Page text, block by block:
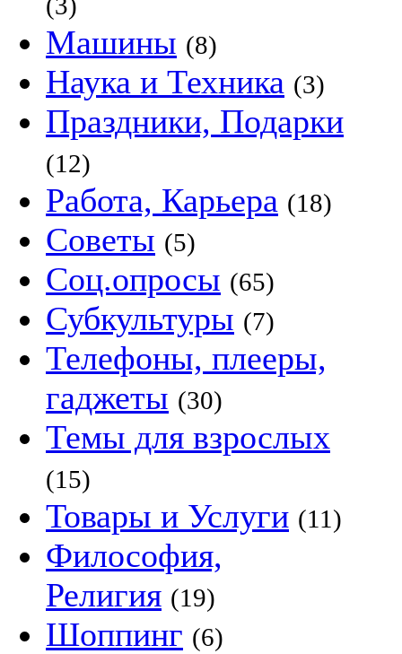
Машины (8)
Наука и Техника (3)
Праздники, Подарки
(12)
Работа, Карьера (18)
Советы (5)
Соц.опросы (65)
Субкультуры (7)
Телефоны, плееры,
гаджеты (30)
Темы для взрослых
(15)
Товары и Услуги (11)
Философия,
Религия (19)
Шоппинг (6)